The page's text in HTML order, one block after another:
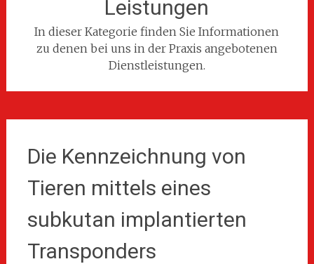
Leistungen
In dieser Kategorie finden Sie Informationen
zu denen bei uns in der Praxis angebotenen
Dienstleistungen.
Die Kennzeichnung von
Tieren mittels eines
subkutan implantierten
Transponders